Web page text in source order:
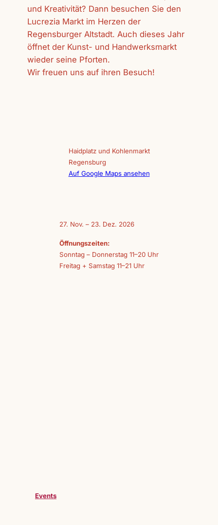
und Kreativität? Dann besuchen Sie den
Lucrezia Markt im Herzen der
Regensburger Altstadt. Auch dieses Jahr
öffnet der Kunst- und Handwerksmarkt
wieder seine Pforten.
Wir freuen uns auf ihren Besuch!
Haidplatz und Kohlenmarkt
Regensburg
Auf Google Maps ansehen
27. Nov. – 23. Dez. 2026
Öffnungszeiten:
Sonntag – Donnerstag 11–20 Uhr
Freitag + Samstag 11–21 Uhr
Events